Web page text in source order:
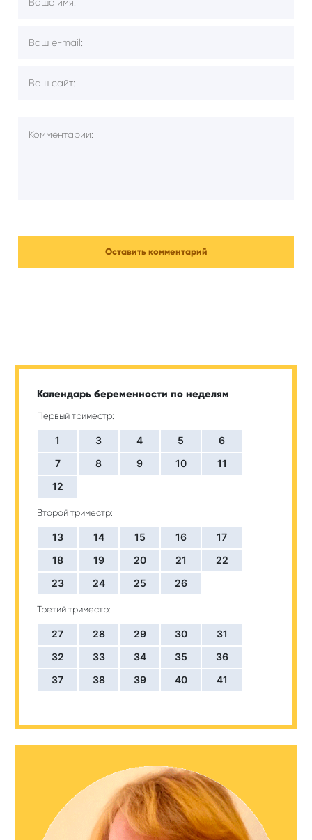
Календарь беременности по неделям
Первый триместр:
1 3 4 5
6
7
8 9 10
11
12
Второй триместр:
13 14 15 16
17
18
19 20 21
22
23
24 25 26
Третий триместр:
27 28 29 30
31
32
33 34 35
36
37
38 39 40 41